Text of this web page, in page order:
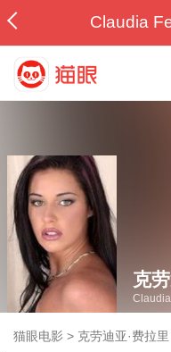
Claudia
猫眼电影 > 克劳迪亚·费拉里